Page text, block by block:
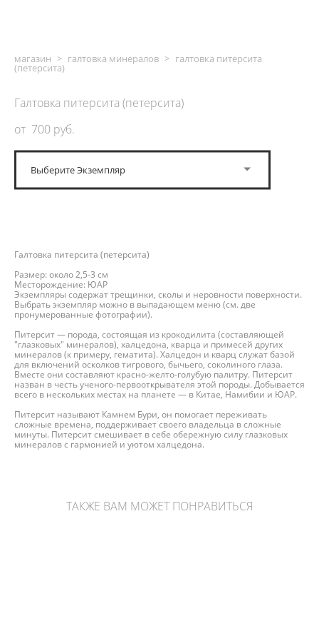
магазин > галтовка минералов > галтовка питерсита
(петерсита)
Галтовка питерсита (петерсита)
от 700 pуб.
Выберите Экземпляр
Галтовка питерсита (петерсита)
Размер: около 2,5-3 см
Месторождение: ЮАР
Экземпляры содержат трещинки, сколы и неровности поверхности.
Выбрать экземпляр можно в выпадающем меню (см. две
пронумерованные фотографии).
Питерсит — порода, состоящая из крокодилита (составляющей
"глазковых" минералов), халцедона, кварца и примесей других
минералов (к примеру, гематита). Халцедон и кварц служат базой
для включений осколков тигрового, бычьего, соколиного глаза.
Вместе они составляют красно-желто-голубую палитру. Питерсит
назван в честь ученого-первооткрывателя этой породы. Добывается
всего в нескольких местах на планете — в Китае, Намибии и ЮАР.
Питерсит называют Камнем Бури, он помогает переживать
сложные времена, поддерживает своего владельца в сложные
минуты. Питерсит смешивает в себе обережную силу глазковых
минералов с гармонией и уютом халцедона.
ТАКЖЕ ВАМ МОЖЕТ ПОНРАВИТЬСЯ